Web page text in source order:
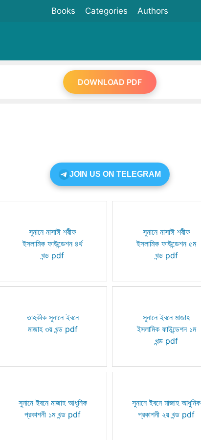
Books Categories Authors
DOWNLOAD PDF
JOIN US ON TELEGRAM
সুনানে নাসাঈ শরীফ
ইসলামিক ফাউন্ডেশন ৪র্থ
খন্ড pdf
সুনানে নাসাঈ শরীফ
ইসলামিক ফাউন্ডেশন ৫ম
খন্ড pdf
তাহকীক সুনানে ইবনে
মাজাহ ৩য় খন্ড pdf
সুনানে ইবনে মাজাহ
ইসলামিক ফাউন্ডেশন ১ম
খন্ড pdf
সুনানে ইবনে মাজাহ আধুনিক
প্রকাশনী ১ম খন্ড pdf
সুনানে ইবনে মাজাহ আধুনিক
প্রকাশনী ২য় খন্ড pdf